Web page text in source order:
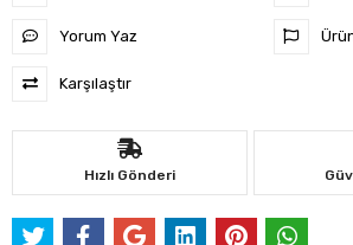
Yorum Yaz
Karşılaştır
Hızlı Gönderi